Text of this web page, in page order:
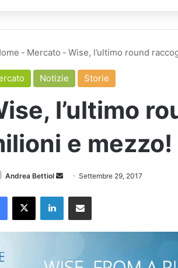
- Mercato - Wise, l’ultimo round
Notizie Storie
l’ultimo
e mezzo!
Andrea Bettiol
Invia Settembre 29, 2017
Facebook
X LinkedInCondividi via Email